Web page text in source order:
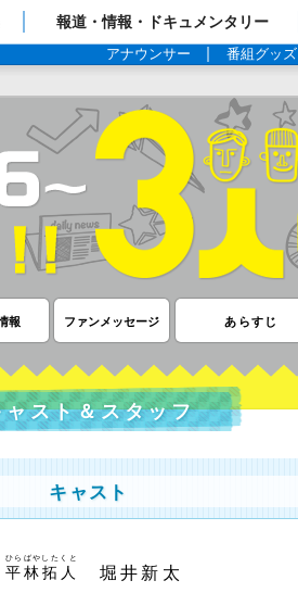
報道・情報・ドキュメンタリー
アナウンサー 番組グッズ
報 ファンメッセージ あらすじ
ャスト＆スタッフ
キャスト
平林拓人
ひらばやしたくと
堀井新太